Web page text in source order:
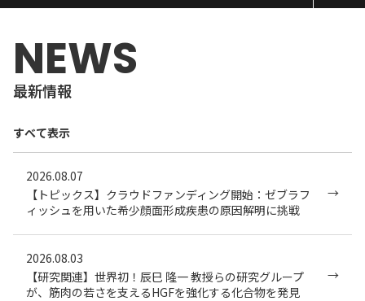
NEWS
最新情報
2026.08.07
【トピックス】クラウドファンディング開始：ゼブラフ
ィッシュを用いた希少顔面形成疾患の原因解明に挑戦
2026.08.03
【研究関連】世界初！辰巳 隆一 教授らの研究グループ
が、筋肉の若さを支えるHGFを強化する化合物を発見